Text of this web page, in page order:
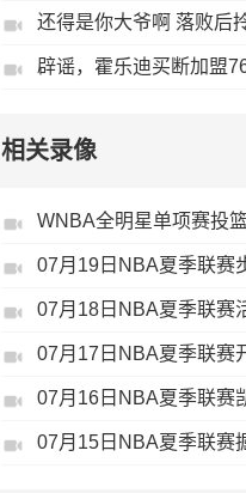
相关录像
07月18日NBA夏季联赛
07月15日NBA夏季联赛